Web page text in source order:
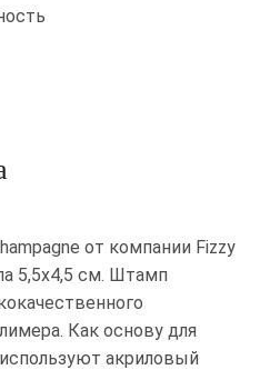
от компании Fizzy
5,5х4,5 см. Штамп
Как основу для
акриловый